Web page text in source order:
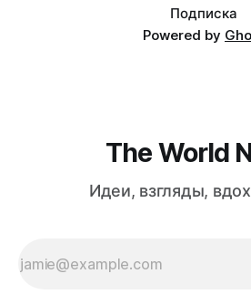
Подписка
Powered by
The World
Идеи, взгляды,